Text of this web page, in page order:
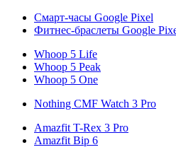
Смарт-часы Google Pixel
Фитнес-браслеты Google
Whoop 5 Life
Whoop 5 Peak
Whoop 5 One
Nothing CMF Watch 3 Pro
Amazfit T-Rex 3 Pro
Amazfit Bip 6